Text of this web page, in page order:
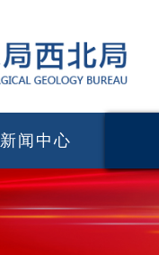
新闻中心